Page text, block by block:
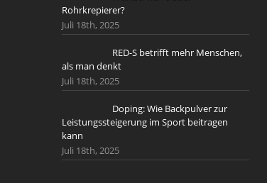
Rohrkrepierer?
Juli 18th, 2025
RED-S betrifft mehr Menschen,
als man denkt
Juli 18th, 2025
Doping: Wie Backpulver zur
Leistungssteigerung im Sport beitragen
kann
Juli 18th, 2025